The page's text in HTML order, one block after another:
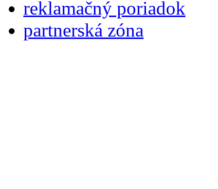
reklamačný poriadok
partnerská zóna